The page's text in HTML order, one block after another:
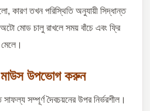
কারণ তখন পরিস্থিতি অনুযায়ী সিদ্ধান্ত
মোড চালু রাখলে সময় বাঁচে এবং ফ্রি
মাউস উপভোগ করুন
সম্পূর্ণ দৈবচয়নের উপর নির্ভরশীল।